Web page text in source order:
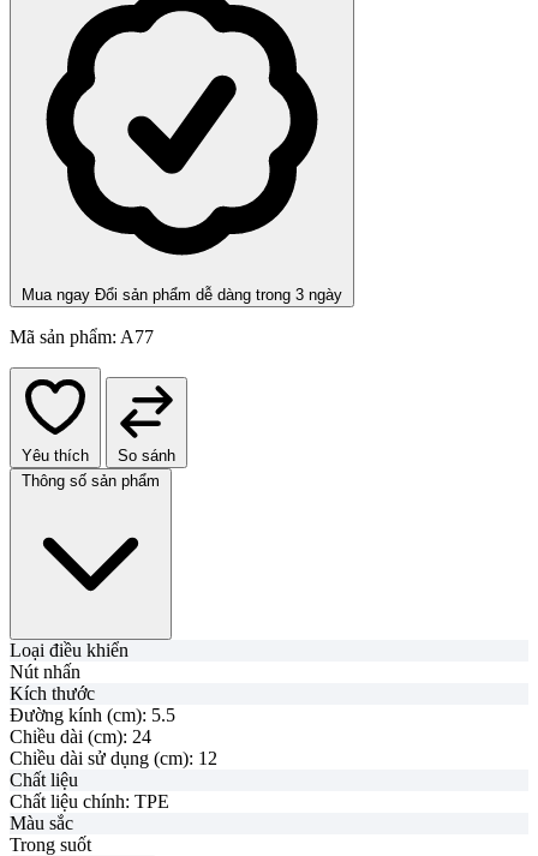
Mua ngay Đổi sản phẩm dễ dàng trong 3 ngày
Mã sản phẩm: A77
Yêu thích
So sánh
Thông số sản phẩm
Loại điều khiển
Nút nhấn
Kích thước
Đường kính (cm): 5.5
Chiều dài (cm): 24
Chiều dài sử dụng (cm): 12
Chất liệu
Chất liệu chính: TPE
Màu sắc
Trong suốt